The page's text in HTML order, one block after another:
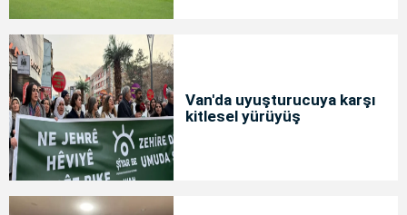
Van'da uyuşturucuya karşı
kitlesel yürüyüş